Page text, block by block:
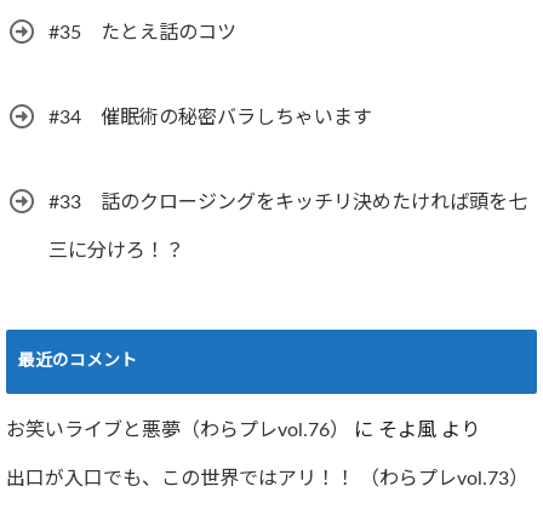
#35 たとえ話のコツ
#34 催眠術の秘密バラしちゃいます
#33 話のクロージングをキッチリ決めたければ頭を七
三に分けろ！？
最近のコメント
お笑いライブと悪夢（わらプレvol.76） に そよ風 より
出口が入口でも、この世界ではアリ！！ （わらプレvol.73）